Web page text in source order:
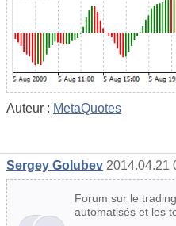
Auteur : MetaQuotes
Sergey Golubev 2014.04.21
Forum sur le
automatisés et les